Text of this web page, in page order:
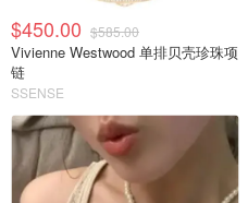
$450.00 $585.00
Vivienne Westwood 单排贝壳珍珠项
链
SSENSE